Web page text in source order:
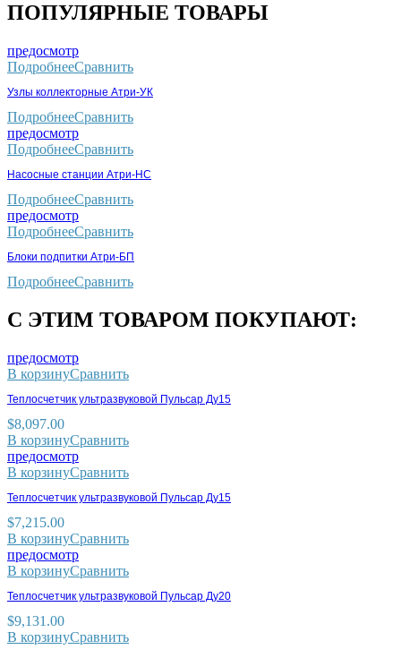
ПОПУЛЯРНЫЕ ТОВАРЫ
предосмотр
ПодробнееСравнить
Узлы коллекторные Атри-УК
ПодробнееСравнить
предосмотр
ПодробнееСравнить
Насосные станции Атри-НС
ПодробнееСравнить
предосмотр
ПодробнееСравнить
Блоки подпитки Атри-БП
ПодробнееСравнить
С ЭТИМ ТОВАРОМ ПОКУПАЮТ:
предосмотр
В корзинуСравнить
Теплосчетчик ультразвуковой Пульсар Ду15
$8,097.00
В корзинуСравнить
предосмотр
В корзинуСравнить
Теплосчетчик ультразвуковой Пульсар Ду15
$7,215.00
В корзинуСравнить
предосмотр
В корзинуСравнить
Теплосчетчик ультразвуковой Пульсар Ду20
$9,131.00
В корзинуСравнить